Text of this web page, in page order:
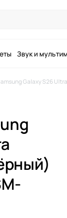
Звук и
Galaxy S26